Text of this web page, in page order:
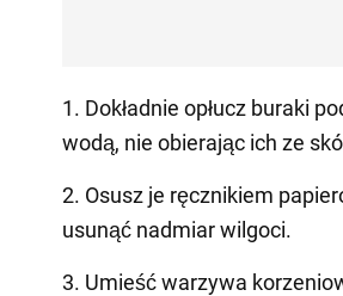
1. Dokładnie opłucz buraki
wodą, nie obierając ich ze
2. Osusz je ręcznikiem
usunąć nadmiar wilgoci.
3. Umieść warzywa